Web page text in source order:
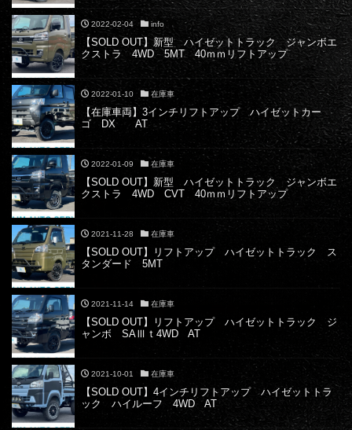
2022-02-04 info
【SOLD OUT】新型 ハイゼットトラック ジャンボエ
クストラ 4WD 5MT 40ｍｍリフトアップ
2022-01-10 在庫車
【在庫車両】3インチリフトアップ ハイゼットカー
ゴ DX AT
2022-01-09 在庫車
【SOLD OUT】新型 ハイゼットトラック ジャンボエ
クストラ 4WD CVT 40ｍｍリフトアップ
2021-11-28 在庫車
【SOLD OUT】リフトアップ ハイゼットトラック ス
タンダード 5MT
2021-11-14 在庫車
【SOLD OUT】リフトアップ ハイゼットトラック ジ
ャンボ SAⅢｔ4WD AT
2021-10-01 在庫車
【SOLD OUT】4インチリフトアップ ハイゼットトラ
ック ハイルーフ 4WD AT